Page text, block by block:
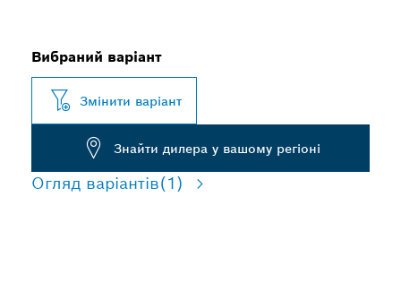
Вибраний варіант
Змінити варіант
Знайти дилера у вашому регіоні
Огляд варіантів(1)